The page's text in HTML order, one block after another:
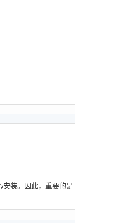
安装。因此，重要的是